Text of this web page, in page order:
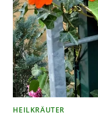
HEILKRÄUTER